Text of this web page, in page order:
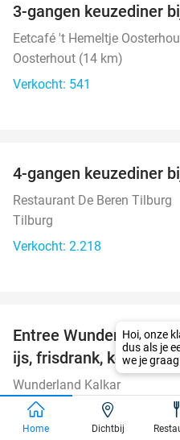
3-gangen keuzediner
Eetcafé 't Hemeltje
Oosterhout (14 km)
Verkocht: 541
4-gangen keuzediner
Restaurant De Beren Tilburg
Tilburg
Verkocht: 2.218
Entree Wunderland
ijs, frisdrank, koffie,
Wunderland Kalkar
Kalkar
Verkocht: 27.338
Home Dichtbij